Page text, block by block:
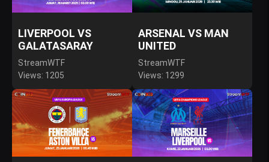
LIVERPOOL VS
GALATASARAY
StreamWTF
Views: 1205
ARSENAL VS MAN
UNITED
StreamWTF
Views: 1299